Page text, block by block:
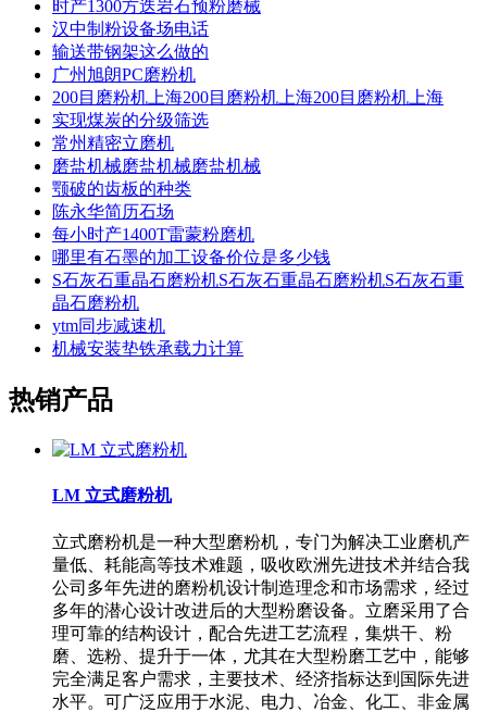
时产1300方迭岩石预粉磨械
汉中制粉设备场电话
输送带钢架这么做的
广州旭朗PC磨粉机
200目磨粉机上海200目磨粉机上海200目磨粉机上海
实现煤炭的分级筛选
常州精密立磨机
磨盐机械磨盐机械磨盐机械
颚破的齿板的种类
陈永华简历石场
每小时产1400T雷蒙粉磨机
哪里有石墨的加工设备价位是多少钱
S石灰石重晶石磨粉机S石灰石重晶石磨粉机S石灰石重
晶石磨粉机
ytm同步减速机
机械安装垫铁承载力计算
热销产品
LM 立式磨粉机
立式磨粉机是一种大型磨粉机，专门为解决工业磨机产
量低、耗能高等技术难题，吸收欧洲先进技术并结合我
公司多年先进的磨粉机设计制造理念和市场需求，经过
多年的潜心设计改进后的大型粉磨设备。立磨采用了合
理可靠的结构设计，配合先进工艺流程，集烘干、粉
磨、选粉、提升于一体，尤其在大型粉磨工艺中，能够
完全满足客户需求，主要技术、经济指标达到国际先进
水平。可广泛应用于水泥、电力、冶金、化工、非金属